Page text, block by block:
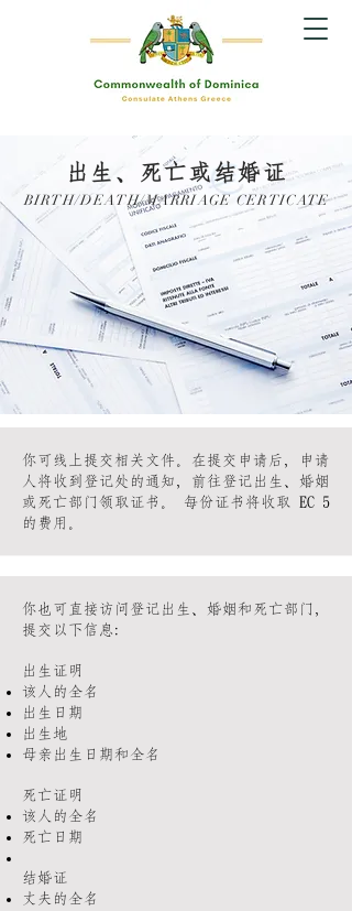
出生、死亡或结婚证
BIRTH/DEATH/MARRIAGE CERTICATE
你可线上提交相关文件。在提交申请后，申请
人将收到登记处的通知，前往登记出生、婚姻
或死亡部门领取证书。 每份证书将收取 EC 5
的费用。
你也可直接访问登记出生、婚姻和死亡部门，
提交以下信息：
出生证明
该人的全名
出生日期
出生地
母亲出生日期和全名
死亡证明
该人的全名
死亡日期
结婚证
丈夫的全名